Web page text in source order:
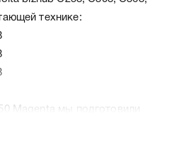
технике:
Magenta мы подготовили